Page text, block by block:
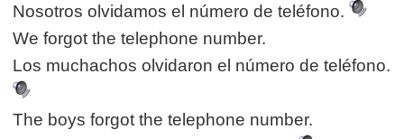
Nosotros olvidamos el número de teléfono.
We forgot the telephone number.
Los muchachos olvidaron el número de teléfono.
The boys forgot the telephone number.